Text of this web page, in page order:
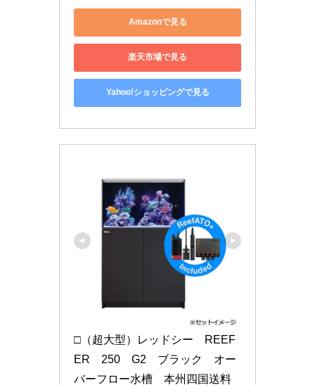
Amazonで見る
楽天市場で見る
Yahoo!ショッピングで見る
□（超大型）レッドシー　REEF
ER　250　G2　ブラック　オー
バーフロー水槽　本州四国送料